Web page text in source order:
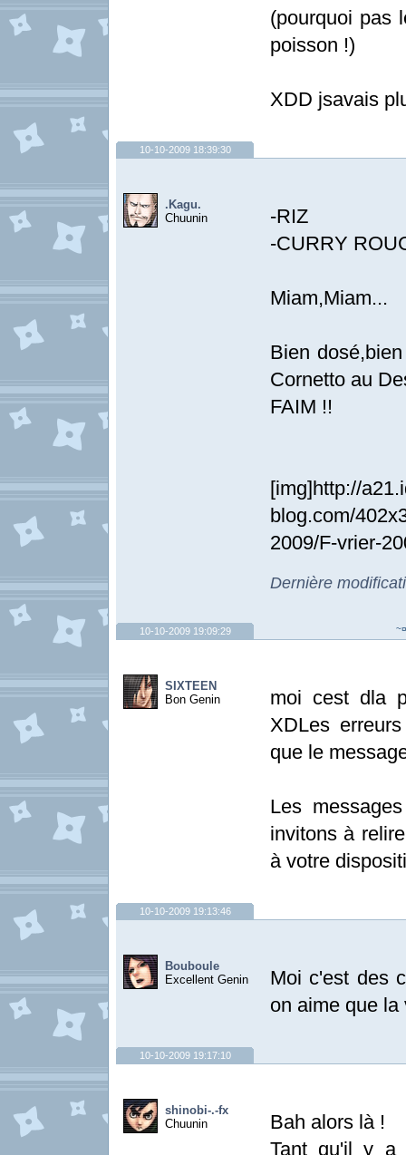
(pourquoi pas
poisson !)
XDD jsavais
10-10-2009 18:39:30
.Kagu.
Chuunin
-RIZ
-CURRY
Miam,Miam...
Bien
Cornetto au
FAIM !!
[img]http://
blog.com/
2009/F-vrier-
Dernière
10-10-2009 19:09:29
SIXTEEN
Bon Genin
moi cest dla
XDLes
que le
Les
invitons à
à votre
10-10-2009 19:13:46
Bouboule
Excellent Genin
Moi c'est des
on aime que
10-10-2009 19:17:10
shinobi-.-fx
Chuunin
Bah alors là !
Tant qu'il y a